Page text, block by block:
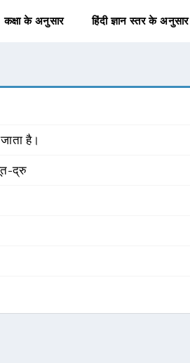
कक्षा के अनुसार हिंदी ज्ञान स्तर के अनुसार
है।
द्रु